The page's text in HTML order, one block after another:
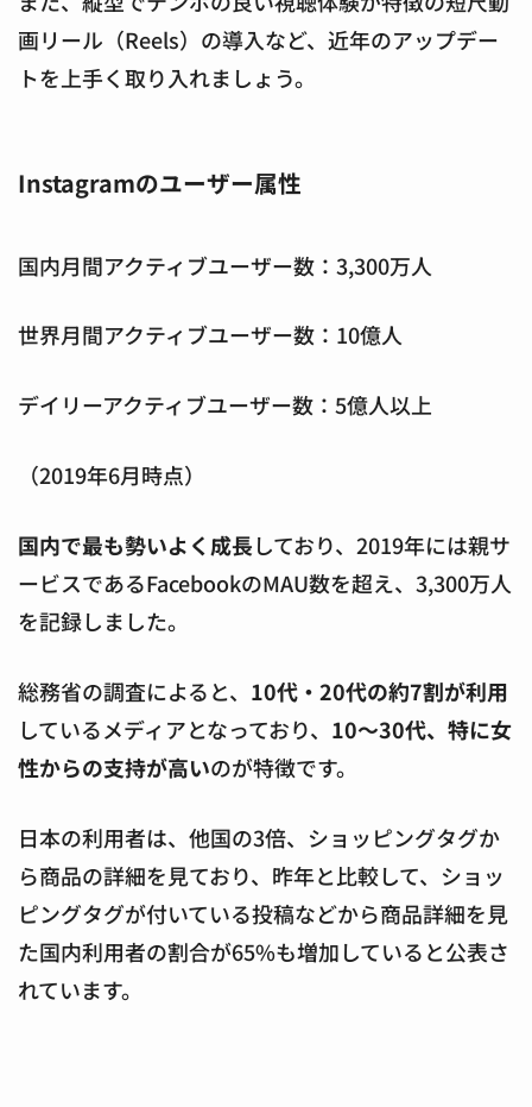
画リール（Reels）の導入など、近年のアップデー
トを上手く取り入れましょう。
Instagramのユーザー属性
国内月間アクティブユーザー数：3,300万人
世界月間アクティブユーザー数：10億人
デイリーアクティブユーザー数：5億人以上
（2019年6月時点）
国内で最も勢いよく成長しており、2019年には親サ
ービスであるFacebookのMAU数を超え、3,300万人
を記録しました。
総務省の調査によると、 10代・20代の約7割が利用
しているメディアとなっており、 10〜30代、特に女
性からの支持が高いのが特徴です。
日本の利用者は、他国の3倍、ショッピングタグか
ら商品の詳細を見ており、昨年と比較して、ショッ
ピングタグが付いている投稿などから商品詳細を見
た国内利用者の割合が65%も増加していると公表さ
れています。